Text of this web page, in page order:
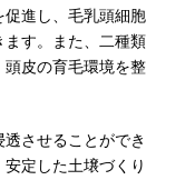
進し、毛乳頭細胞
す。また、二種類
皮の育毛環境を整
させることができ
定した土壌づくり